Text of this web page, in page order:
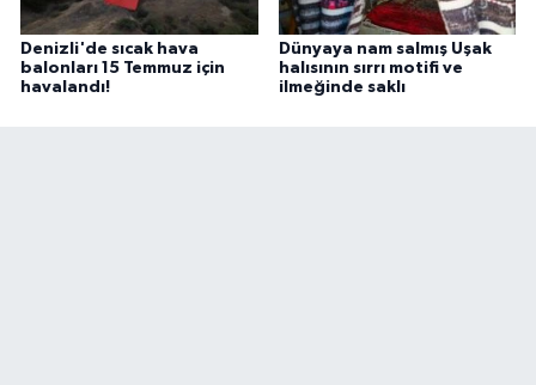
Denizli'de sıcak hava
balonları 15 Temmuz için
havalandı!
Dünyaya nam salmış Uşak
halısının sırrı motifi ve
ilmeğinde saklı